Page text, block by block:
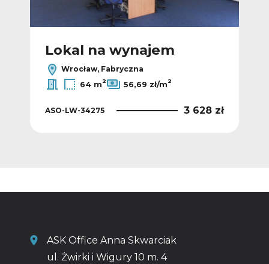
Lokal na wynajem
Wrocław, Fabryczna
64 m2 56,69 zł/m2
ASO-LW-34275 3 628 zł
ASK Office Anna Skwarciak
ul. Żwirki i Wigury 10 m. 4